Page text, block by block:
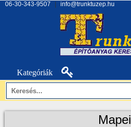
06-30-343-9507 info@trunktuzep.hu
Kategóriák
Mapei